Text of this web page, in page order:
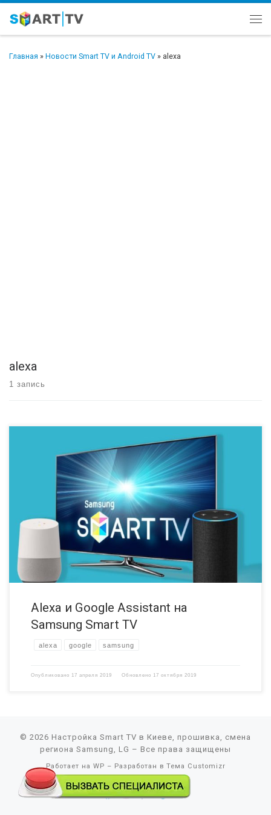
Перейти к содержимому
Главная » Новости Smart TV и Android TV » alexa
alexa
1 запись
Вы могли бы подумать, что смарт-телевизоры Samsung будут иметь
поддержку только собственного ассистента компании Bixby. Факт
остается фактом, что Bixby не совсем достигла того уровня, что
предлагают Alexa и Google Assistant. Еще в декабре сообщалось,
что предстоящая телевизионная линейка компании может
появиться с Google Assistant. Похоже, Samsung таки созрел, и […]
Alexa и Google Assistant на
Samsung Smart TV
alexa google samsung
Опубликовано 17 апреля 2019 Обновлено 17 октября 2019
© 2026 Настройка Smart TV в Киеве, прошивка, смена
региона Samsung, LG – Все права защищены
Работает на WP – Разработан в Тема Customizr